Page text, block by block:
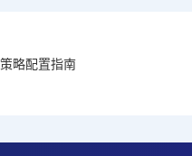
略配置指南